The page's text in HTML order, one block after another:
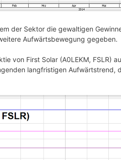
der Sektor die gewaltigen
Aufwärtsbewegung gegeben.
von First Solar (A0LEKM, FSLR)
langfristigen Aufwärtstrend,